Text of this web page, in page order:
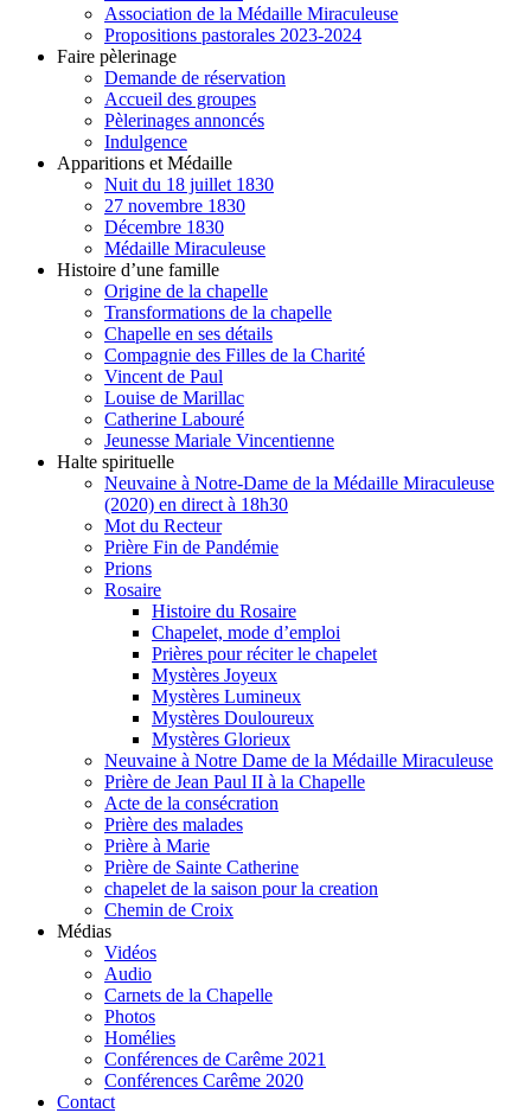
Association de la Médaille Miraculeuse
Propositions pastorales 2023-2024
Faire pèlerinage
Demande de réservation
Accueil des groupes
Pèlerinages annoncés
Indulgence
Apparitions et Médaille
Nuit du 18 juillet 1830
27 novembre 1830
Décembre 1830
Médaille Miraculeuse
Histoire d’une famille
Origine de la chapelle
Transformations de la chapelle
Chapelle en ses détails
Compagnie des Filles de la Charité
Vincent de Paul
Louise de Marillac
Catherine Labouré
Jeunesse Mariale Vincentienne
Halte spirituelle
Neuvaine à Notre-Dame de la Médaille Miraculeuse
(2020) en direct à 18h30
Mot du Recteur
Prière Fin de Pandémie
Prions
Rosaire
Histoire du Rosaire
Chapelet, mode d’emploi
Prières pour réciter le chapelet
Mystères Joyeux
Mystères Lumineux
Mystères Douloureux
Mystères Glorieux
Neuvaine à Notre Dame de la Médaille Miraculeuse
Prière de Jean Paul II à la Chapelle
Acte de la consécration
Prière des malades
Prière à Marie
Prière de Sainte Catherine
chapelet de la saison pour la creation
Chemin de Croix
Médias
Vidéos
Audio
Carnets de la Chapelle
Photos
Homélies
Conférences de Carême 2021
Conférences Carême 2020
Contact